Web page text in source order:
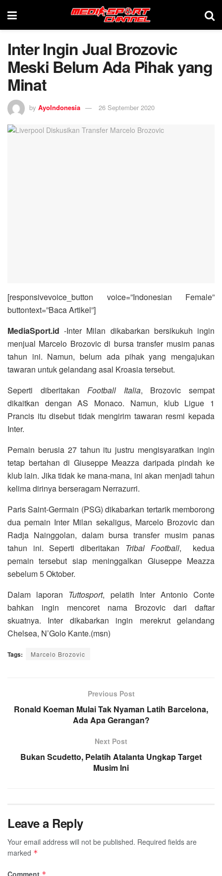
Inter Ingin Jual Brozovic
Meski Belum Ada Pihak yang
Minat
by AyoIndonesia 26 September 2020
[responsivevoice_button voice=”Indonesian Female”
buttontext=”Baca Artikel”]
MediaSport.id -Inter Milan dikabarkan bersikukuh ingin
menjual Marcelo Brozovic di bursa transfer musim panas
tahun ini. Namun, belum ada pihak yang mengajukan
tawaran untuk gelandang asal Kroasia tersebut.
Seperti diberitakanFootball Italia, Brozovic sempat
dikaitkan dengan AS Monaco. Namun, klub Ligue 1
Prancis itu disebut tidak mengirim tawaran resmi kepada
Inter.
Pemain berusia 27 tahun itu justru mengisyaratkan ingin
tetap bertahan di Giuseppe Meazza daripada pindah ke
klub lain. Jika tidak ke mana-mana, ini akan menjadi tahun
kelima dirinya berseragam Nerrazurri.
Paris Saint-Germain (PSG) dikabarkan tertarik memborong
dua pemain Inter Milan sekaligus, Marcelo Brozovic dan
Radja Nainggolan, dalam bursa transfer musim panas
tahun ini. Seperti diberitakan Tribal Football, kedua
pemain tersebut siap meninggalkan Giuseppe Meazza
sebelum 5 Oktober.
Dalam laporan Tuttosport, pelatih Inter Antonio Conte
bahkan ingin mencoret nama Brozovic dari daftar
skuatnya. Inter dikabarkan ingin merekrut gelandang
Chelsea, N’Golo Kante.(msn)
Tags: Marcelo Brozovic
Previous Post
Ronald Koeman Mulai Tak Nyaman Latih Barcelona,
Ada Apa Gerangan?
Next Post
Bukan Scudetto, Pelatih Atalanta Ungkap Target
Musim Ini
Leave a Reply
Your email address will not be published. Required fields are
marked *